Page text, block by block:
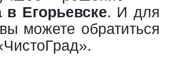
в Егорьевске. И для
можете обратиться